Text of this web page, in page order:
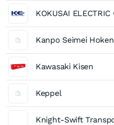
Kanpo Seimei Hoken
Kawasaki Kisen
Keppel